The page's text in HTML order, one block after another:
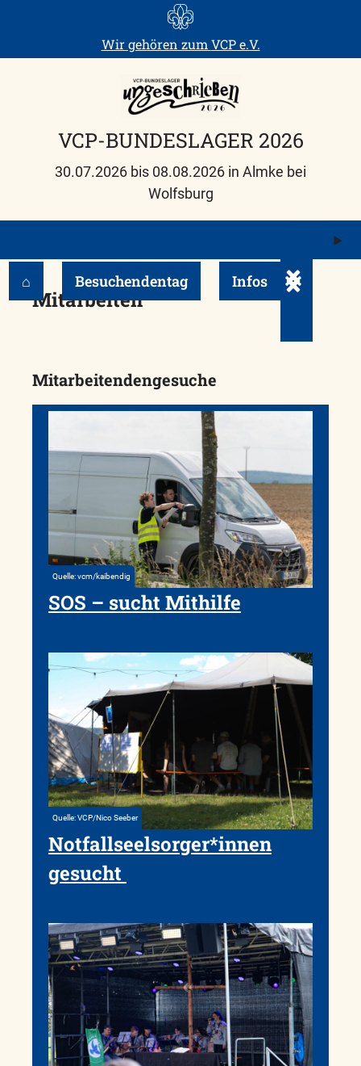
Wir gehören zum VCP e.V.
VCP-BUNDESLAGER 2026
30.07.2026 bis 08.08.2026 in Almke bei
Wolfsburg
⌂ Besuchendentag Infos Untermenü
Mitarbeiten
Mitarbeitendengesuche
Quelle: vcm/kaibendig
SOS – sucht Mithilfe
Quelle: VCP/Nico Seeber
Notfallseelsorger*innen
gesucht